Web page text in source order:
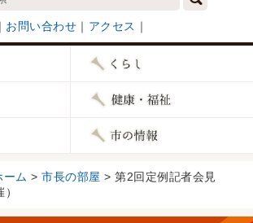
｜ お問い合わせ ｜ アクセス ｜
ーム > 市長の部屋 > 第2回定例記者会見